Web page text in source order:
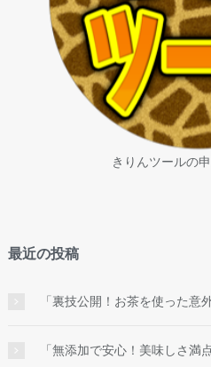
きりんツールの
最近の投稿
「裏技公開！お茶を使った意
「無添加で安心！美味しさ満